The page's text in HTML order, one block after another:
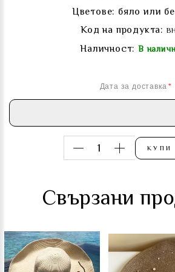
Цветове: бяло или
Код на продукта:
Наличност: В
Дата за доставка
КУПИ
Свързани